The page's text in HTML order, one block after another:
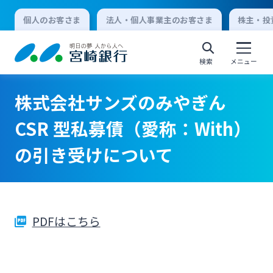
個人のお客さま 法人・個人事業主のお客さま 株主・
検索 メニュー
個人向けインターネットバンキング
ログオン
株式会社サンズのみやぎん
CSR 型私募債（愛称：With）
の引き受けについて
PDFはこちら